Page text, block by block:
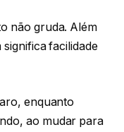
não gruda. Além
facilidade
enquanto
ao mudar para